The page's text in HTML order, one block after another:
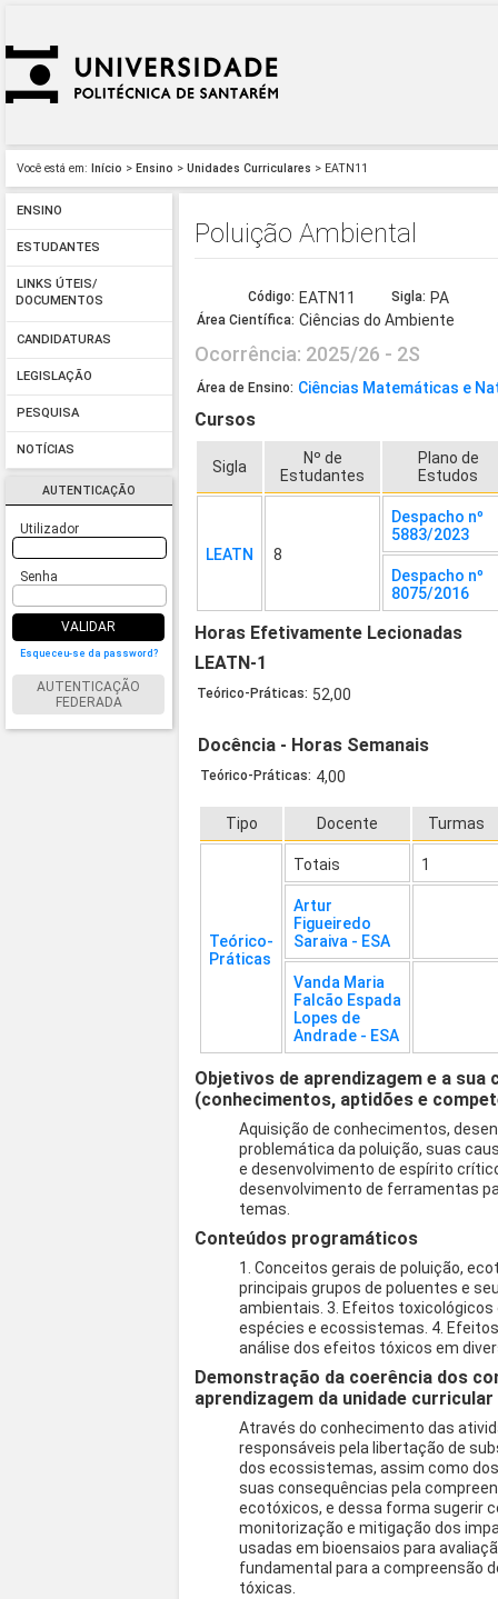
Você está em: Início > Ensino > Unidades Curriculares > EATN11
ENSINO
ESTUDANTES
LINKS ÚTEIS/
DOCUMENTOS
CANDIDATURAS
LEGISLAÇÃO
PESQUISA
NOTÍCIAS
AUTENTICAÇÃO
Utilizador
Senha
VALIDAR
Esqueceu-se da password?
AUTENTICAÇÃO
FEDERADA
Poluição Ambiental
Código: EATN11 Sigla: PA
Área Científica: Ciências do Ambiente
Ocorrência: 2025/26 - 2S
Área de Ensino: Ciências Matemáticas e
Cursos
Sigla
Nº de
Estudantes
Plano de
Estudos
LEATN 8
Despacho nº
5883/2023
Despacho nº
8075/2016
Horas Efetivamente Lecionadas
LEATN-1
Teórico-Práticas: 52,00
Docência - Horas Semanais
Teórico-Práticas: 4,00
Tipo Docente Turmas
Teórico-
Práticas
Totais 1
Artur
Figueiredo
Saraiva - ESA
Vanda Maria
Falcão Espada
Lopes de
Andrade - ESA
Objetivos de aprendizagem e a
(conhecimentos, aptidões e
Aquisição de conhecimentos,
problemática da poluição, suas
e desenvolvimento de espírito
desenvolvimento de ferramentas
temas.
Conteúdos programáticos
1. Conceitos gerais de poluição,
principais grupos de poluentes e
ambientais. 3. Efeitos toxicológicos
espécies e ecossistemas. 4.
análise dos efeitos tóxicos em
Demonstração da coerência dos
aprendizagem da unidade curricular
Através do conhecimento das
responsáveis pela libertação de
dos ecossistemas, assim como
suas consequências pela
ecotóxicos, e dessa forma sugerir
monitorização e mitigação dos
usadas em bioensaios para
fundamental para a compreensão
tóxicas.